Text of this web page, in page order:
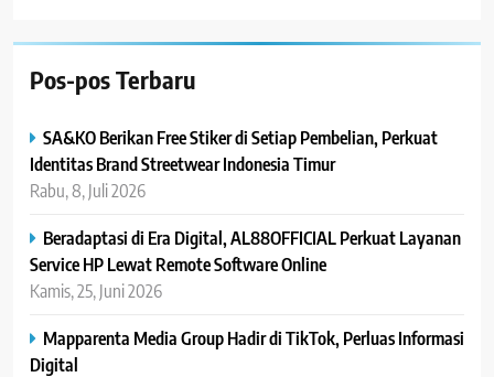
Pos-pos Terbaru
SA&KO Berikan Free Stiker di Setiap Pembelian, Perkuat
Identitas Brand Streetwear Indonesia Timur
Rabu, 8, Juli 2026
Beradaptasi di Era Digital, AL88OFFICIAL Perkuat Layanan
Service HP Lewat Remote Software Online
Kamis, 25, Juni 2026
Mapparenta Media Group Hadir di TikTok, Perluas Informasi
Digital